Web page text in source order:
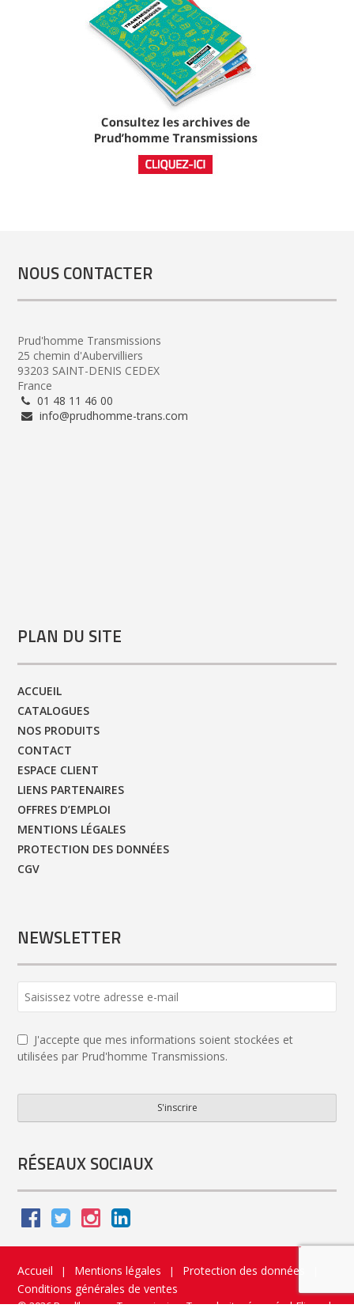
NOUS CONTACTER
Prud'homme Transmissions
25 chemin d'Aubervilliers
93203 SAINT-DENIS CEDEX
France
01 48 11 46 00
info@prudhomme-trans.com
PLAN DU SITE
ACCUEIL
CATALOGUES
NOS PRODUITS
CONTACT
ESPACE CLIENT
LIENS PARTENAIRES
OFFRES D’EMPLOI
MENTIONS LÉGALES
PROTECTION DES DONNÉES
CGV
NEWSLETTER
J'accepte que mes informations soient stockées et
utilisées par Prud'homme Transmissions.
S'inscrire
Email *
RÉSEAUX SOCIAUX
Accueil | Mentions légales | Protection des données
Conditions générales de ventes
© 2026 Prud’homme Transmission. Tous droits réservés|Flippad